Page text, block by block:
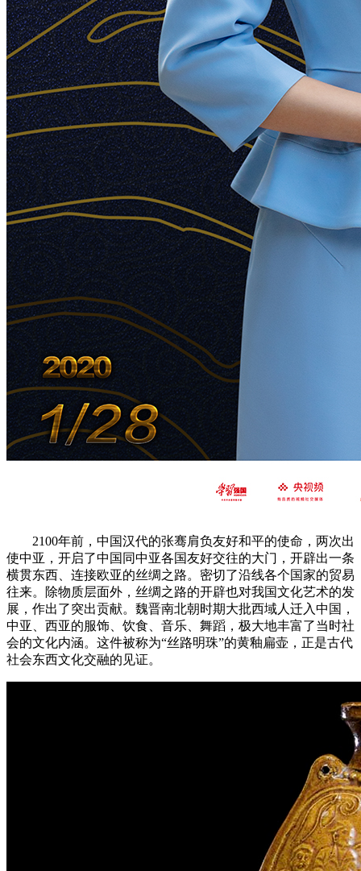
2100年前，中国汉代的张骞肩负友好和平的使命，两次出
使中亚，开启了中国同中亚各国友好交往的大门，开辟出一条
横贯东西、连接欧亚的丝绸之路。密切了沿线各个国家的贸易
往来。除物质层面外，丝绸之路的开辟也对我国文化艺术的发
展，作出了突出贡献。魏晋南北朝时期大批西域人迁入中国，
中亚、西亚的服饰、饮食、音乐、舞蹈，极大地丰富了当时社
会的文化内涵。这件被称为“丝路明珠”的黄釉扁壶，正是古代
社会东西文化交融的见证。